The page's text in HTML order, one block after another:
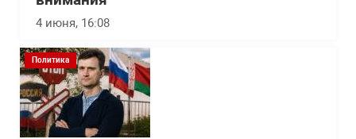
4 июня, 16:08
Политика